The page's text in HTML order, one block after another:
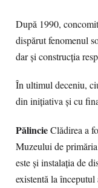
După 1990,
dispărut fenomenul
dar și construcția
În ultimul deceniu,
din inițiativa și cu
PălincieClădirea a
Muzeului de
este și instalația de
existentă la